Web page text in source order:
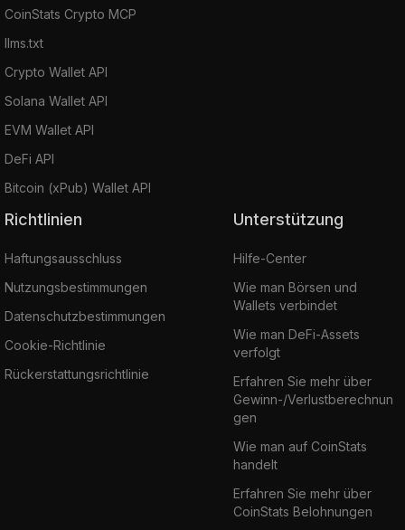
CoinStats Crypto MCP
llms.txt
Crypto Wallet API
Solana Wallet API
EVM Wallet API
DeFi API
Bitcoin (xPub) Wallet API
Richtlinien
Haftungsausschluss
Nutzungsbestimmungen
Datenschutzbestimmungen
Cookie-Richtlinie
Rückerstattungsrichtlinie
Unterstützung
Hilfe-Center
Wie man Börsen und
Wallets verbindet
Wie man DeFi-Assets
verfolgt
Erfahren Sie mehr über
Gewinn-/Verlustberechnun
gen
Wie man auf CoinStats
handelt
Erfahren Sie mehr über
CoinStats Belohnungen